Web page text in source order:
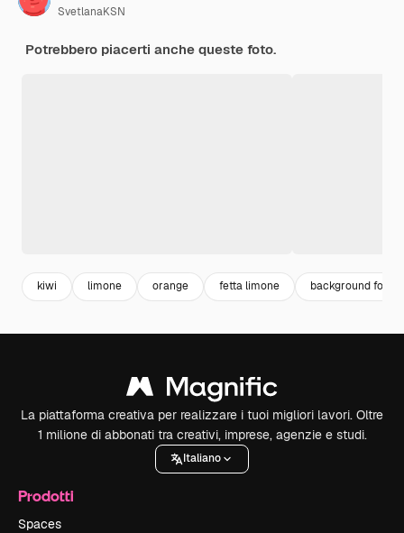
SvetlanaKSN
Potrebbero piacerti anche queste foto.
kiwi limone orange fetta limone background food
La piattaforma creativa per realizzare i tuoi migliori lavori. Oltre
1 milione di abbonati tra creativi, imprese, agenzie e studi.
Italiano
Prodotti
Spaces